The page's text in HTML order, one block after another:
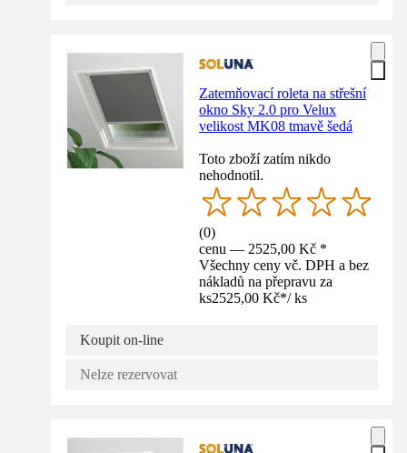
Zatemňovací roleta na střešní
okno Sky 2.0 pro Velux
velikost MK08 tmavě šedá
Toto zboží zatím nikdo
nehodnotil.
(0)
cenu — 2525,00 Kč *
Všechny ceny vč. DPH a bez
nákladů na přepravu za
ks2525,00 Kč*/ ks
Koupit on-line
Nelze rezervovat